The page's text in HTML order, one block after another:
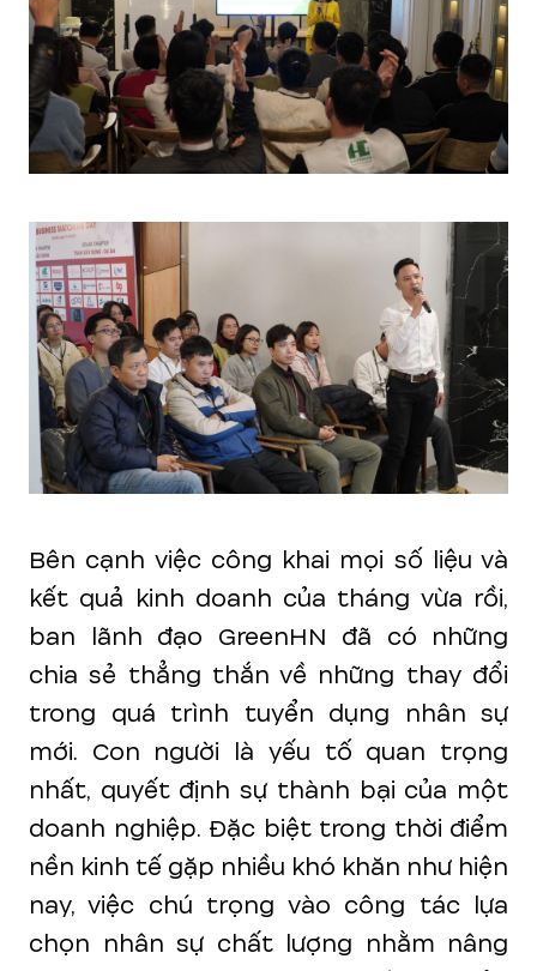
Bên cạnh việc công khai mọi số liệu và
kết quả kinh doanh của tháng vừa rồi,
ban lãnh đạo GreenHN đã có những
chia sẻ thẳng thắn về những thay đổi
trong quá trình tuyển dụng nhân sự
mới. Con người là yếu tố quan trọng
nhất, quyết định sự thành bại của một
doanh nghiệp. Đặc biệt trong thời điểm
nền kinh tế gặp nhiều khó khăn như hiện
nay, việc chú trọng vào công tác lựa
chọn nhân sự chất lượng nhằm nâng